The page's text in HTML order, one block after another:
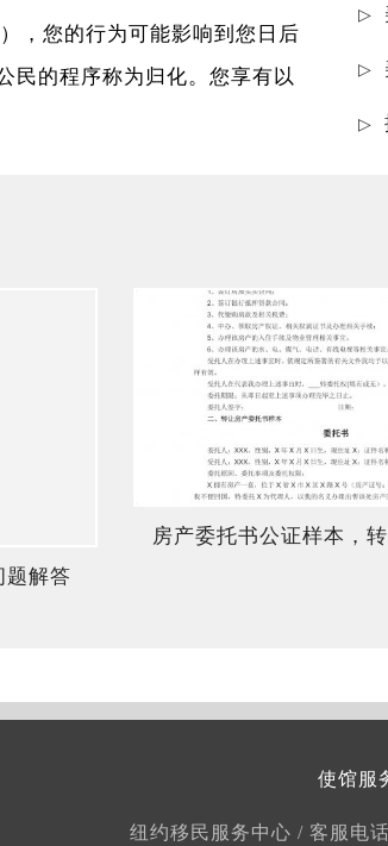
，您的行为可能影响到您日后
民的程序称为归化。您享有以
题解答
房产委托书公证样本，
使馆服
纽约移民服务中心 / 客服电